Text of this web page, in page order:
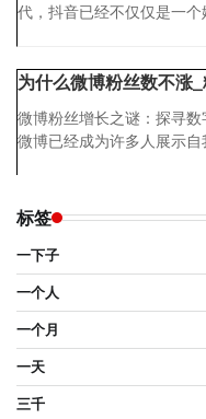
代，抖音已经不仅仅是一
为什么微博粉丝数不涨
微博粉丝增长之谜：探寻
微博已经成为许多人展示
标签
一下子
一个人
一个月
一天
三千